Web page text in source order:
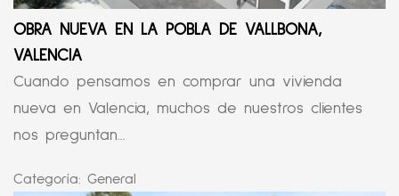
OBRA NUEVA EN LA POBLA DE VALLBONA,
VALENCIA
Cuando pensamos en comprar una vivienda
nueva en Valencia, muchos de nuestros clientes
nos preguntan...
Categoría: General